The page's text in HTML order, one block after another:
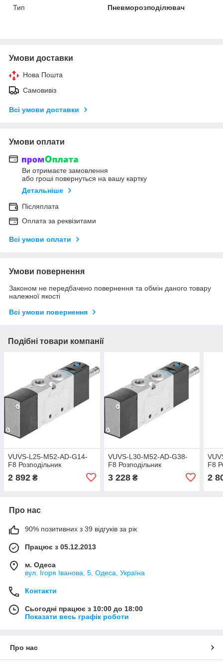
Тип
Пневморозподілювач
Умови доставки
Нова Пошта
Самовивіз
Всі умови доставки
Умови оплати
Ви отримаєте замовлення
або гроші повернуться на вашу картку
Детальніше
Післяплата
Оплата за реквізитами
Всі умови оплати
Умови повернення
Законом не передбачено повернення та обмін даного товару
належної якості
Всі умови повернення
Подібні товари компанії
VUVS-L25-M52-AD-G14-
F8 Розподільник
2 892 ₴
VUVS-L30-M52-AD-G38-
F8 Розподільник
3 228₴
F8
2
Про нас
90% позитивних з 39 відгуків за рік
Працює з 05.12.2013
м. Одеса
вул. Ігоря Іванова, 5, Одеса, Україна
Контакти
Сьогодні працює з 10:00 до 18:00
Показати весь графік роботи
Про нас